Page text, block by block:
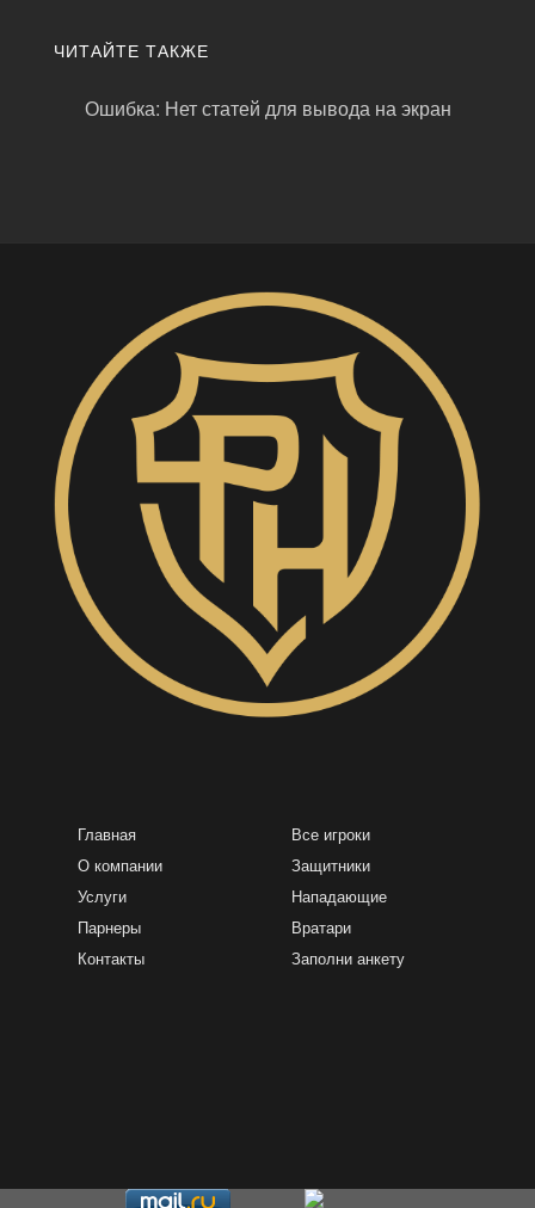
ЧИТАЙТЕ ТАКЖЕ
Ошибка: Нет статей для вывода на экран
Главная
О компании
Услуги
Парнеры
Контакты
Все игроки
Защитники
Нападающие
Вратари
Заполни анкету